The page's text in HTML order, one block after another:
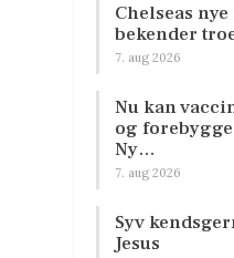
Chelseas
bekender
7. aug 2026
Nu kan
og
Ny…
7. aug 2026
Syv
Jesus